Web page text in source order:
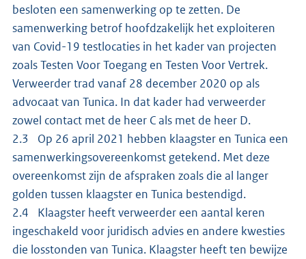
besloten een samenwerking op te zetten. De
samenwerking betrof hoofdzakelijk het exploiteren
van Covid-19 testlocaties in het kader van projecten
zoals Testen Voor Toegang en Testen Voor Vertrek.
Verweerder trad vanaf 28 december 2020 op als
advocaat van Tunica. In dat kader had verweerder
zowel contact met de heer C als met de heer D.
2.3 Op 26 april 2021 hebben klaagster en Tunica een
samenwerkingsovereenkomst getekend. Met deze
overeenkomst zijn de afspraken zoals die al langer
golden tussen klaagster en Tunica bestendigd.
2.4 Klaagster heeft verweerder een aantal keren
ingeschakeld voor juridisch advies en andere kwesties
die losstonden van Tunica. Klaagster heeft ten bewijze